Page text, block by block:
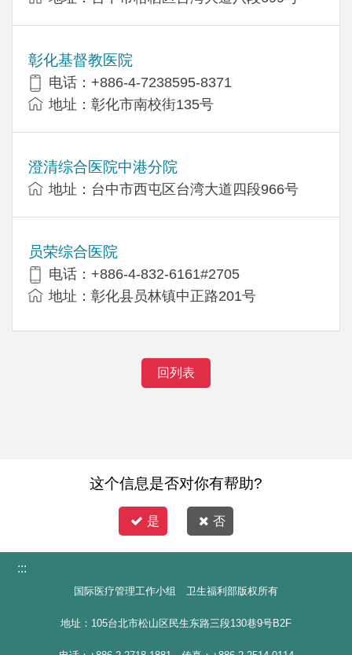
彰化基督教医院
电话：+886-4-7238595-8371
地址：彰化市南校街135号
澄清综合医院中港分院
地址：台中市西屯区台湾大道四段966号
员荣综合医院
电话：+886-4-832-6161#2705
地址：彰化县员林镇中正路201号
回列表
这个信息是否对你有帮助?
是 否
:::
国际医疗管理工作小组 卫生福利部版权所有
地址：105台北市松山区民生东路三段130巷9号B2F